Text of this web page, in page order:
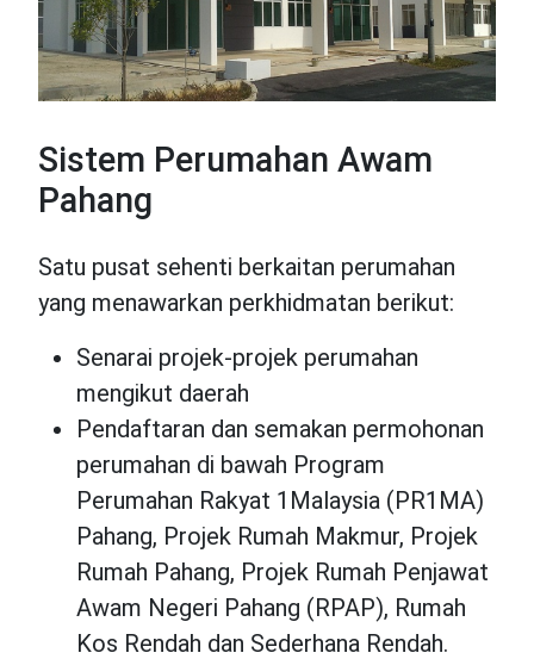
Sistem Perumahan Awam
Pahang
Satu pusat sehenti berkaitan perumahan
yang menawarkan perkhidmatan berikut:
Senarai projek-projek perumahan
mengikut daerah
Pendaftaran dan semakan permohonan
perumahan di bawah Program
Perumahan Rakyat 1Malaysia (PR1MA)
Pahang, Projek Rumah Makmur, Projek
Rumah Pahang, Projek Rumah Penjawat
Awam Negeri Pahang (RPAP), Rumah
Kos Rendah dan Sederhana Rendah.